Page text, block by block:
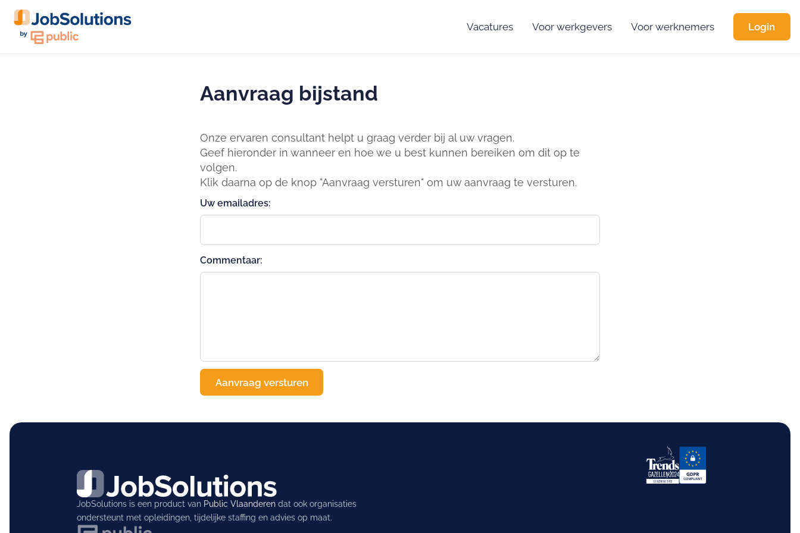
Vacatures Voor werkgevers Voor werknemers Login
Aanvraag bijstand
Onze ervaren consultant helpt u graag verder bij al uw vragen.
Geef hieronder in wanneer en hoe we u best kunnen bereiken om dit op te
volgen.
Klik daarna op de knop "Aanvraag versturen" om uw aanvraag te versturen.
Uw emailadres:
Commentaar:
JobSolutions is een product van Public Vlaanderendat ook organisaties
ondersteunt met opleidingen, tijdelijke staffing en advies op maat.